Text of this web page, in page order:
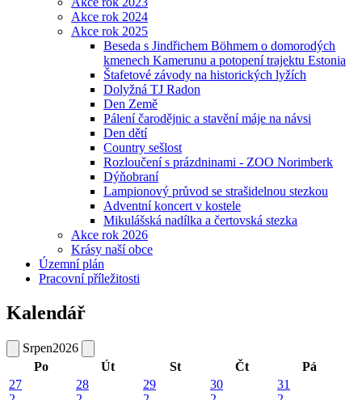
Akce rok 2024
Akce rok 2025
Beseda s Jindřichem Böhmem o domorodých
kmenech Kamerunu a potopení trajektu Estonia
Štafetové závody na historických lyžích
Dolyžná TJ Radon
Den Země
Pálení čarodějnic a stavění máje na návsi
Den dětí
Country sešlost
Rozloučení s prázdninami - ZOO Norimberk
Dýňobraní
Lampionový průvod se strašidelnou stezkou
Adventní koncert v kostele
Mikulášská nadílka a čertovská stezka
Akce rok 2026
Krásy naší obce
Územní plán
Pracovní příležitosti
Kalendář
Srpen2026
Po
Út St Čt
Pá
27
28
29
30
31